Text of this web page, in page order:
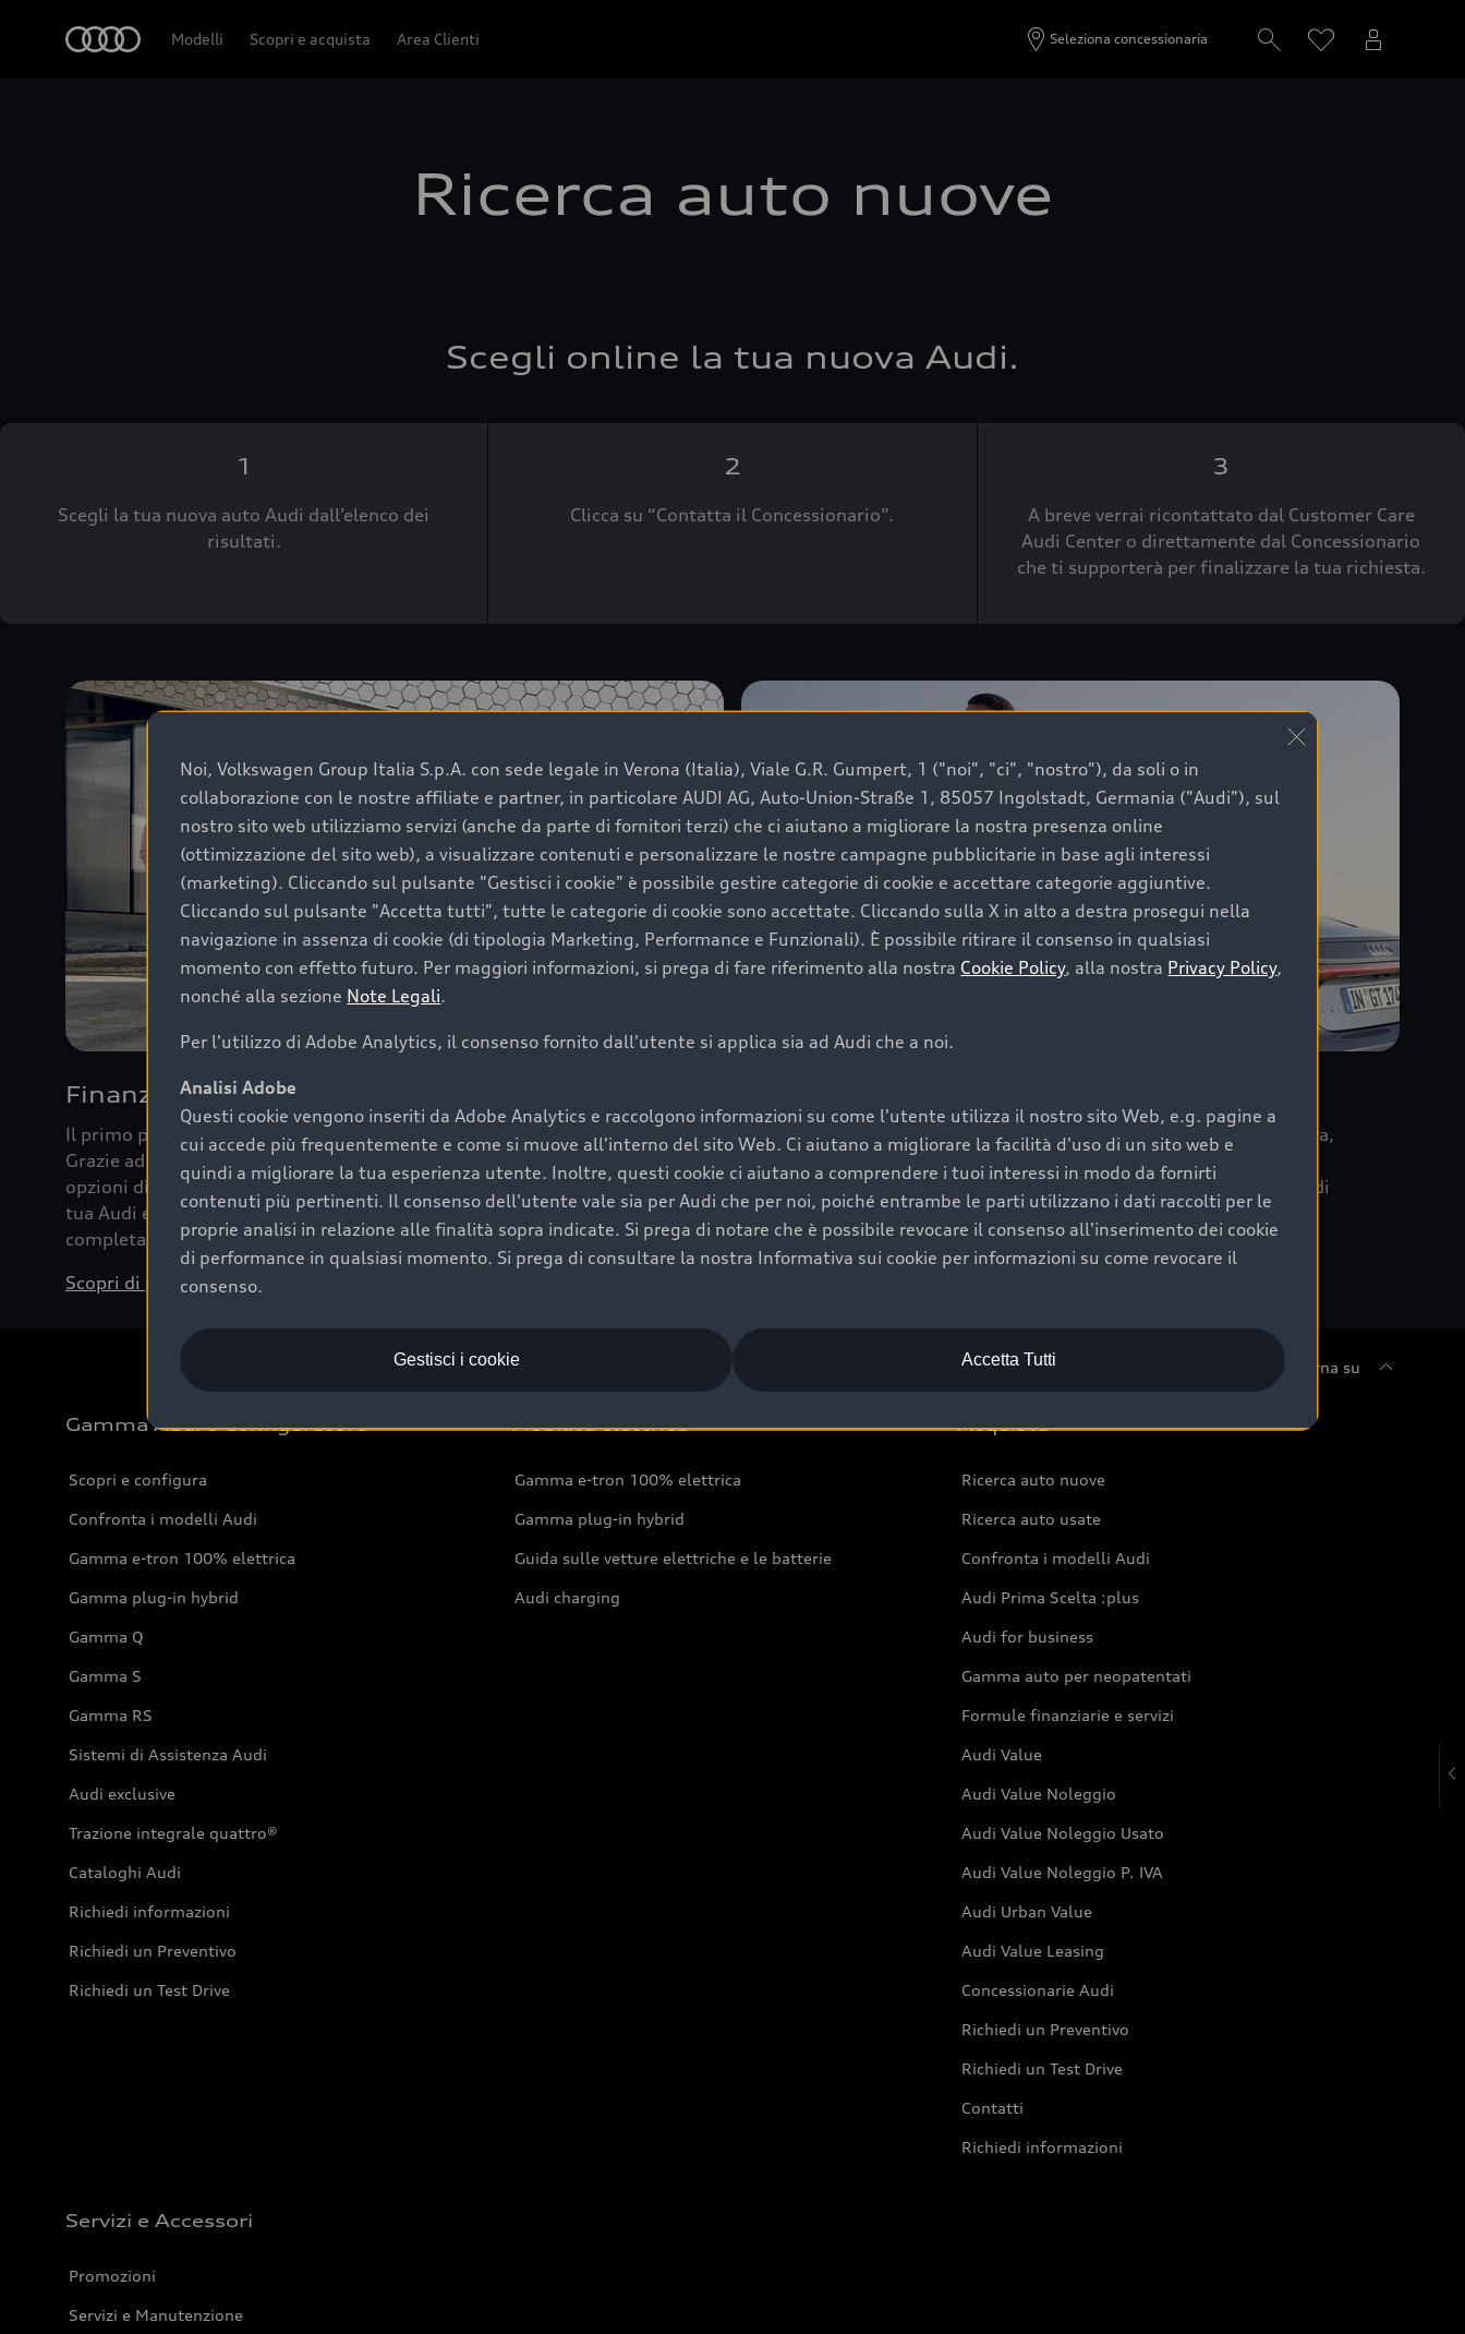
Modelli Scopri e acquista Area Clienti Seleziona concessionaria
Ricerca auto nuove
Scegli online la tua nuova Audi.
1
Scegli la tua nuova auto Audi dall’elenco dei
risultati.
2
Clicca su “Contatta il Concessionario”.
3
A breve verrai ricontattato dal Customer Care
Audi Center o direttamente dal Concessionario
che ti supporterà per finalizzare la tua richiesta.
Finanziare la tua Audi
Il primo passo verso l’emozione di guidare un’Audi è comprarne una.
Grazie ad Audi Financial Services possiamo fornirti un’ampia gamma di
opzioni di acquisto. Con Audi Value ti garantiamo il valore futuro della
tua Audi e, al termine del finanziamento, tutta la libertà di scegliere se
completare l’acquisto, sostituirla o restituirla.
Scopri di più
Per la tua nuova Audi, entro la data di immatricolazione della vettura,
puoi attivare il Piano Premium Care. Scopri i cinque diversi livelli di
copertura previsti, personalizzati secondo le tabelle manutenzione di
ogni auto.
Scopri di più
Torna su
Gamma Audi e Configuratore
Scopri e configura
Confronta i modelli Audi
Gamma e-tron 100% elettrica
Gamma plug-in hybrid
Gamma Q
Gamma S
Gamma RS
Sistemi di Assistenza Audi
Audi exclusive
Trazione integrale quattro®
Cataloghi Audi
Richiedi informazioni
Richiedi un Preventivo
Richiedi un Test Drive
Mobilità elettrica
Gamma e-tron 100% elettrica
Gamma plug-in hybrid
Guida sulle vetture elettriche e le batterie
Audi charging
Acquista
Ricerca auto nuove
Ricerca auto usate
Confronta i modelli Audi
Audi Prima Scelta :plus
Audi for business
Gamma auto per neopatentati
Formule finanziarie e servizi
Audi Value
Audi Value Noleggio
Audi Value Noleggio Usato
Audi Value Noleggio P. IVA
Audi Urban Value
Audi Value Leasing
Concessionarie Audi
Richiedi un Preventivo
Richiedi un Test Drive
Contatti
Richiedi informazioni
Servizi e Accessori
Promozioni
Servizi e Manutenzione
Noi, Volkswagen Group Italia S.p.A. con sede legale in Verona (Italia), Viale G.R. Gumpert, 1 ("noi", "ci", "nostro"), da soli o in
collaborazione con le nostre affiliate e partner, in particolare AUDI AG, Auto-Union-Straße 1, 85057 Ingolstadt, Germania ("Audi"), sul
nostro sito web utilizziamo servizi (anche da parte di fornitori terzi) che ci aiutano a migliorare la nostra presenza online
(ottimizzazione del sito web), a visualizzare contenuti e personalizzare le nostre campagne pubblicitarie in base agli interessi
(marketing). Cliccando sul pulsante "Gestisci i cookie" è possibile gestire categorie di cookie e accettare categorie aggiuntive.
Cliccando sul pulsante "Accetta tutti", tutte le categorie di cookie sono accettate. Cliccando sulla X in alto a destra prosegui nella
navigazione in assenza di cookie (di tipologia Marketing, Performance e Funzionali). È possibile ritirare il consenso in qualsiasi
momento con effetto futuro. Per maggiori informazioni, si prega di fare riferimento alla nostra Cookie Policy, alla nostra Privacy Policy,
nonché alla sezione Note Legali.
Per l'utilizzo di Adobe Analytics, il consenso fornito dall'utente si applica sia ad Audi che a noi.
Analisi Adobe
Questi cookie vengono inseriti da Adobe Analytics e raccolgono informazioni su come l'utente utilizza il nostro sito Web, e.g. pagine a
cui accede più frequentemente e come si muove all'interno del sito Web. Ci aiutano a migliorare la facilità d'uso di un sito web e
quindi a migliorare la tua esperienza utente. Inoltre, questi cookie ci aiutano a comprendere i tuoi interessi in modo da fornirti
contenuti più pertinenti. Il consenso dell'utente vale sia per Audi che per noi, poiché entrambe le parti utilizzano i dati raccolti per le
proprie analisi in relazione alle finalità sopra indicate. Si prega di notare che è possibile revocare il consenso all'inserimento dei cookie
di performance in qualsiasi momento. Si prega di consultare la nostra Informativa sui cookie per informazioni su come revocare il
consenso.
Accetta Tutti
Gestisci i cookie